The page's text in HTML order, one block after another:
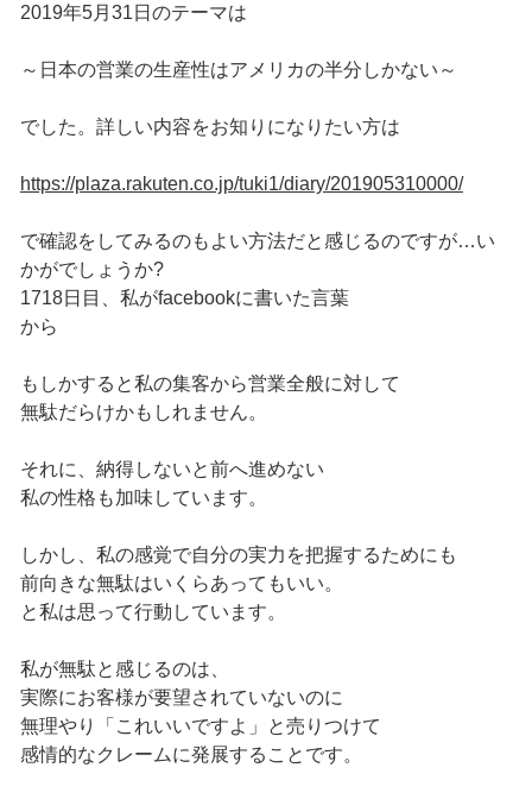
2019年5月31日のテーマは
～日本の営業の生産性はアメリカの半分しかない～
でした。詳しい内容をお知りになりたい方は
https://plaza.rakuten.co.jp/tuki1/diary/201905310000/
で確認をしてみるのもよい方法だと感じるのですが…い
かがでしょうか?
1718日目、私がfacebookに書いた言葉
から
もしかすると私の集客から営業全般に対して
無駄だらけかもしれません。
それに、納得しないと前へ進めない
私の性格も加味しています。
しかし、私の感覚で自分の実力を把握するためにも
前向きな無駄はいくらあってもいい。
と私は思って行動しています。
私が無駄と感じるのは、
実際にお客様が要望されていないのに
無理やり「これいいですよ」と売りつけて
感情的なクレームに発展することです。